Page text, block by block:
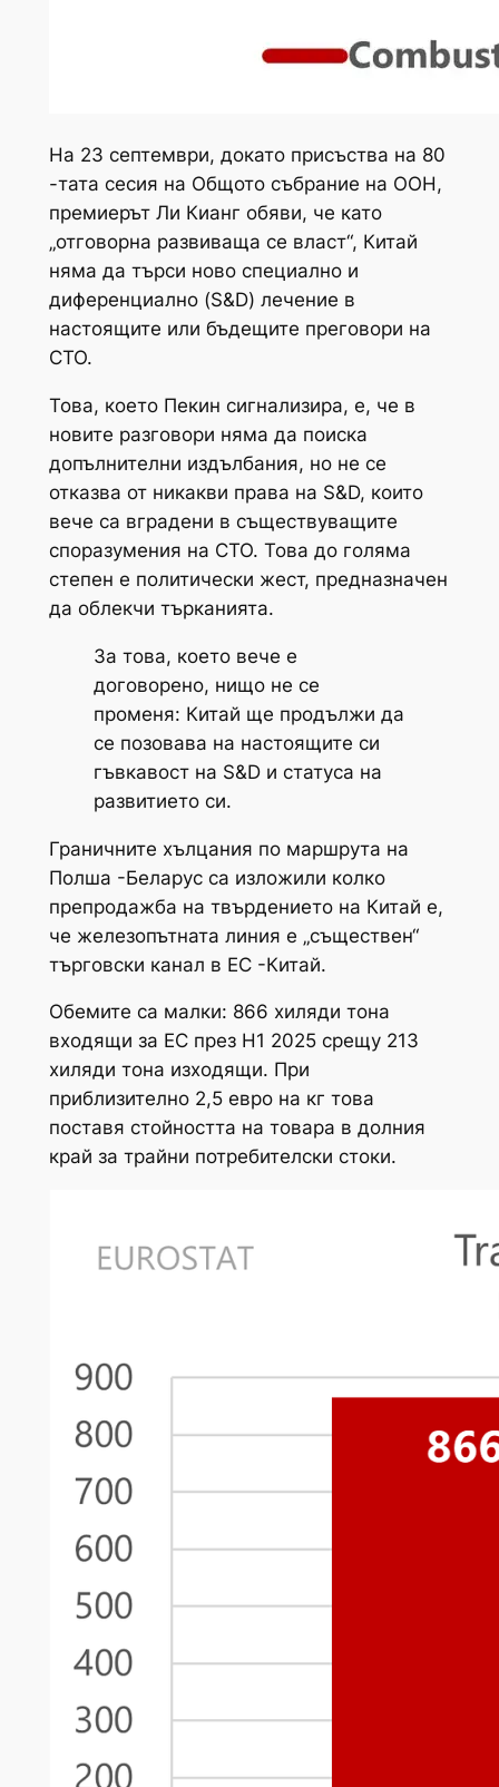
На 23 септември, докато присъства на 80
-тата сесия на Общото събрание на ООН,
премиерът Ли Кианг обяви, че като
„отговорна развиваща се власт“, ​​Китай
няма да търси ново специално и
диференциално (S&D) лечение в
настоящите или бъдещите преговори на
СТО.
Това, което Пекин сигнализира, е, че в
новите разговори няма да поиска
допълнителни издълбания, но не се
отказва от никакви права на S&D, които
вече са вградени в съществуващите
споразумения на СТО. Това до голяма
степен е политически жест, предназначен
да облекчи търканията.
За това, което вече е
договорено, нищо не се
променя: Китай ще продължи да
се позовава на настоящите си
гъвкавост на S&D и статуса на
развитието си.
Граничните хълцания по маршрута на
Полша -Беларус са изложили колко
препродажба на твърдението на Китай е,
че железопътната линия е „съществен“
търговски канал в ЕС -Китай.
Обемите са малки: 866 хиляди тона
входящи за ЕС през H1 2025 срещу 213
хиляди тона изходящи. При
приблизително 2,5 евро на кг това
поставя стойността на товара в долния
край за трайни потребителски стоки.